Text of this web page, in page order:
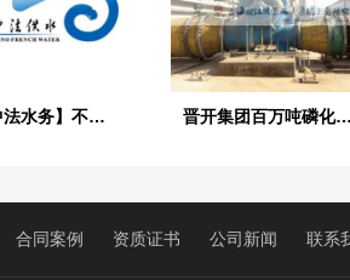
【重庆中法水务】不锈钢伸缩接头 晋开集团百万吨
合同案例 资质证书 公司新闻 联系